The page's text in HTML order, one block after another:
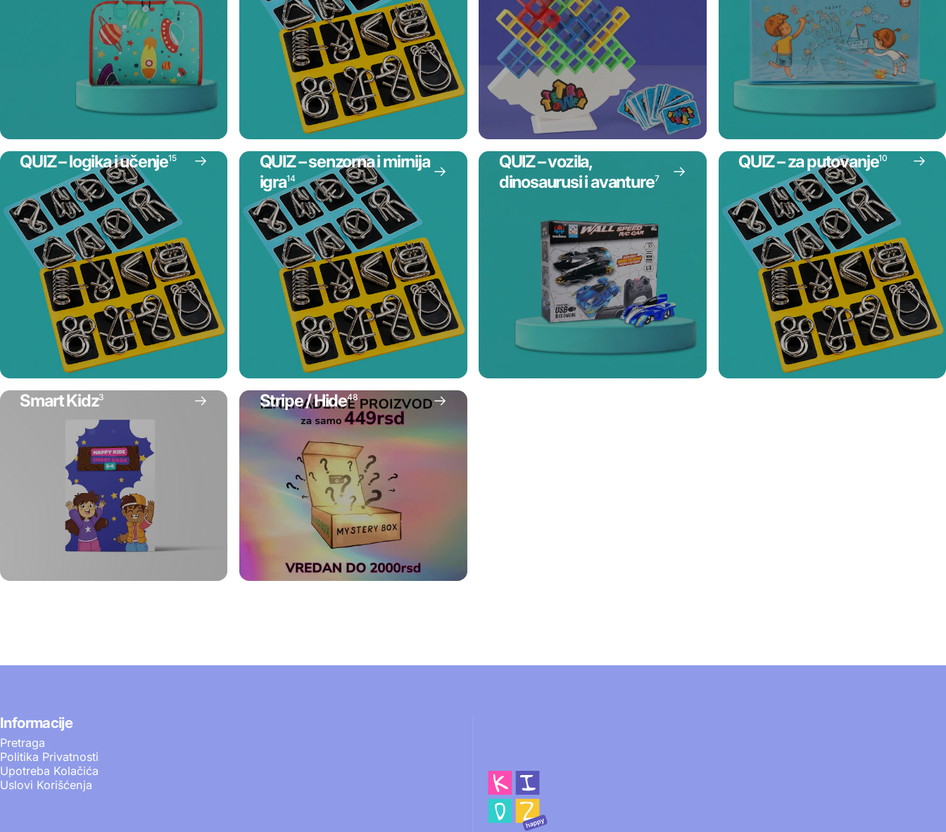
QUIZ – logika i učenje15
QUIZ – senzorna i mirnija
igra14
QUIZ – vozila,
dinosaurusi i avanture7
QUIZ – za putovanje10
Smart Kidz3 Stripe / Hide48
Informacije
Pretraga
Politika Privatnosti
Upotreba Kolačića
Uslovi Korišćenja